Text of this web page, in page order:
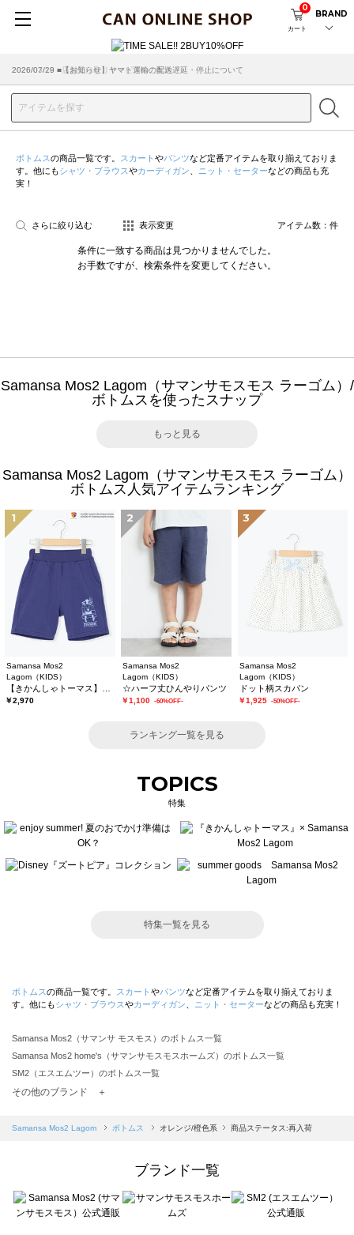
カート
0
BRAND
2026/07/29 ■【お知らせ】ヤマト運輸の配送遅延・停止について
2026/03/18 ■店舗受け取りサービスのご案内
ボトムスの商品一覧です。 スカート やパンツなど定番アイテムを取り揃えておりま
す。他にもシャツ・ブラウスやカーディガン ニット・セーターなどの商品も充
実！
さらに絞り込む 表示変更 アイテム数： 件
条件に一致する商品は見つかりませんでした。
お手数ですが、検索条件を変更してください。
Samansa Mos2 Lagom（サマンサモスモス ラーゴム）/
ボトムスを使ったスナップ
もっと見る
Samansa Mos2 Lagom（サマンサモスモス ラーゴム）
ボトムス人気アイテムランキング
1
Samansa Mos2
Lagom（KIDS）
￥2,970
2
Samansa Mos2
Lagom（KIDS）
☆ハーフ丈ひんやりパンツ
￥1,100 -60%OFF-
3
Samansa Mos2
Lagom（KIDS）
ドット柄スカパン
￥1,925 -50%OFF-
ランキング一覧を見る
TOPICS
特集
特集一覧を見る
ボトムスの商品一覧です。 スカート やパンツなど定番アイテムを取り揃えておりま
す。他にもシャツ・ブラウスやカーディガン ニット・セーターなどの商品も充実！
Samansa Mos2（サマンサ モスモス）のボトムス一覧
Samansa Mos2 home's（サマンサモスモスホームズ）のボトムス一覧
SM2（エスエムツー）のボトムス一覧
TSUHARU by Samansa Mos2（ツハルバイサマンサモスモス）のボトムス一覧
Samansa Mos2 blue（サマンサモスモス ブルー）のボトムス一覧
sō4ū（ソウフォーユー）のボトムス一覧
Te chichi（テチチ）のボトムス一覧
Te chichi CLASSIC（テチチ クラシック）のボトムス一覧
その他のブランド ＋
Samansa Mos2 Lagom ボトムス オレンジ/橙色系 商品ステータス:再入荷
ブランド一覧